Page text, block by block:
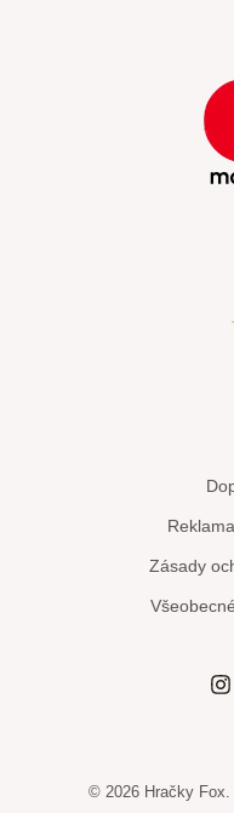
Zásady
© 2026 Hračky Fox.